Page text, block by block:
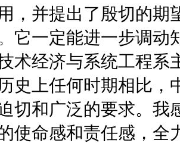
，并提出了殷切的期
它一定能进一步调动
术经济与系统工程系
史上任何时期相比，
切和广泛的要求。我
使命感和责任感，全